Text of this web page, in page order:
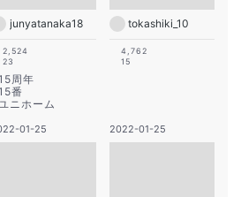
junyatanaka18
2,524
23
周年
番
ニホーム
tokashiki_10
4,762
15
01-25 2022-01-25